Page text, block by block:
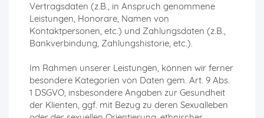
Vertragsdaten (z.B., in Anspruch genommene
Leistungen, Honorare, Namen von
Kontaktpersonen, etc.) und Zahlungsdaten (z.B.,
Bankverbindung, Zahlungshistorie, etc.).
Im Rahmen unserer Leistungen, können wir ferner
besondere Kategorien von Daten gem. Art. 9 Abs.
1 DSGVO, insbesondere Angaben zur Gesundheit
der Klienten, ggf. mit Bezug zu deren Sexualleben